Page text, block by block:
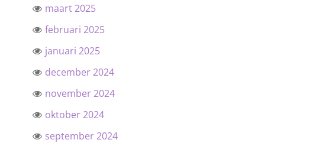
maart 2025
februari 2025
januari 2025
december 2024
november 2024
oktober 2024
september 2024